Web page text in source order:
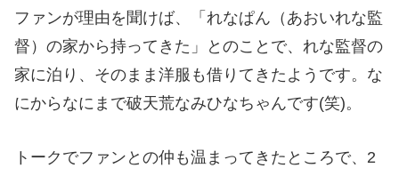
ファンが理由を聞けば、「れなぱん（あおいれな監
督）の家から持ってきた」とのことで、れな監督の
家に泊り、そのまま洋服も借りてきたようです。な
にからなにまで破天荒なみひなちゃんです(笑)。
トークでファンとの仲も温まってきたところで、2